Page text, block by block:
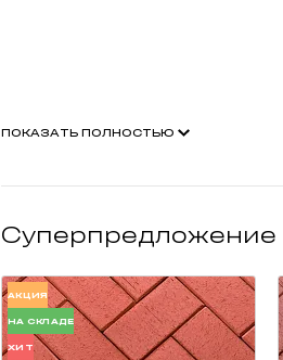
ПОКАЗАТЬ ПОЛНОСТЬЮ
Суперпредложение
АКЦИЯ
НА СКЛАДЕ
ХИТ